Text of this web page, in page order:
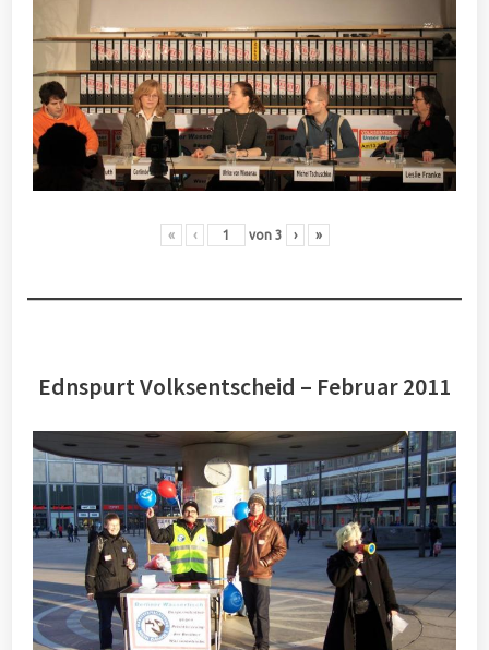
« ‹ von 3 › »
Ednspurt Volksentscheid – Februar 2011